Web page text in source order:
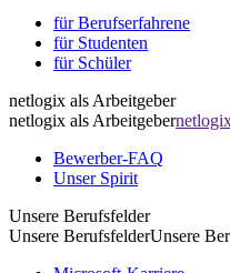
für Berufserfahrene
für Studenten
für Schüler
netlogix als Arbeitgeber
netlogix als Arbeitgeber
Bewerber-FAQ
Unser Spirit
Unsere Berufsfelder
Unsere BerufsfelderUnsere